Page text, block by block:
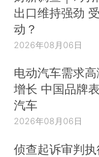
出口维持强劲
动？
2026年08月06日
电动汽车需求
增长 中国品牌
汽车
2026年08月06日
侦查起诉审判